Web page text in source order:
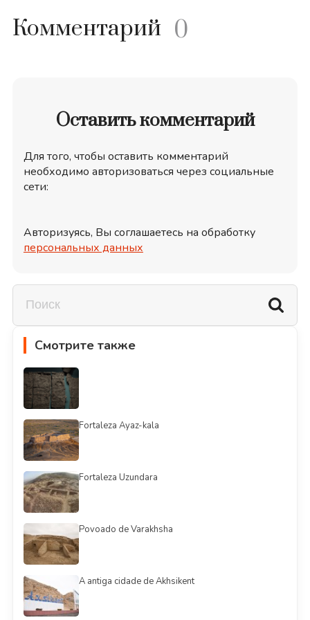
Комментарий 0
Оставить комментарий
Для того, чтобы оставить комментарий
необходимо авторизоваться через социальные
сети:
Авторизуясь, Вы соглашаетесь на обработку
персональных данных
Смотрите также
Fortaleza Ayaz-kala
Fortaleza Uzundara
Povoado de Varakhsha
A antiga cidade de Akhsikent